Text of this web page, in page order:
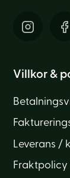
Villkor &
Leverans /
Fraktpolicy